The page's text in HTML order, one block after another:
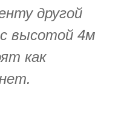
другой
высотой 4м
как